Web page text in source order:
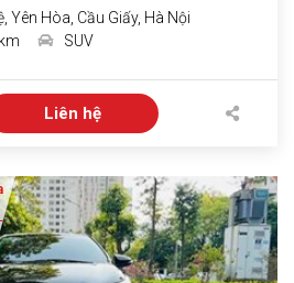
Yên Hòa, Cầu Giấy, Hà Nội
SUV
Liên hệ